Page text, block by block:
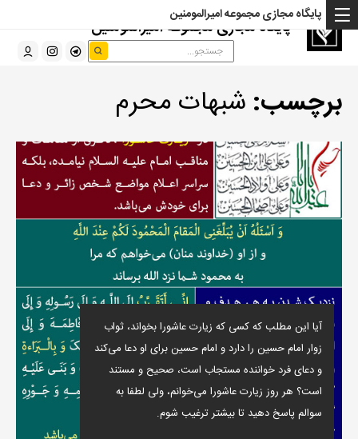
پایگاه مجازی مجموعه امیرالمومنین
پایگاه مجازی مجموعه امیرالمومنین
برچسب: شبهات محرم
آیا این مطلب که کسی که زیارت عاشورا بخواند، ثواب
زوار امام حسین را دارد و امام حسین برای او دعا می‌کند
و دعای فرد خواننده مستجاب است، صحیح و مستند
است؟ هر روز زیارت عاشورا می‌خوانم، ولی لطفا به
سوالم پاسخ دهید تا بیشتر ترغیب شوم.